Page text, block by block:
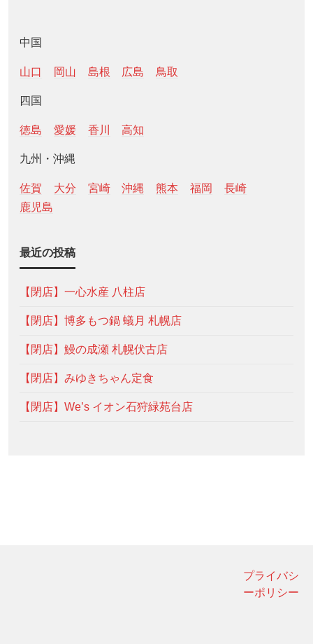
中国
山口 岡山 島根 広島 鳥取
四国
徳島 愛媛 香川 高知
九州・沖縄
佐賀 大分 宮崎 沖縄 熊本 福岡
長崎
鹿児島
最近の投稿
【閉店】一心水産 八柱店
【閉店】博多もつ鍋 蟻月 札幌店
【閉店】鰻の成瀬 札幌伏古店
【閉店】みゆきちゃん定食
【閉店】We’s イオン石狩緑苑台店
プライバシ
ーポリシー